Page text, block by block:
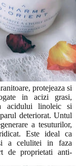
protejeaza si
in acizi grasi,
linoleic si
deteriorat. Untul
a tesuturilor,
Este ideal ca
a celulitei in faza
de proprietati anti-